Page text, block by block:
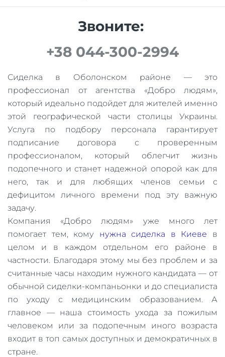
Звоните:
+38 044-300-2994
Сиделка в Оболонском районе — это
профессионал от агентства «Добро людям»,
который идеально подойдет для жителей именно
этой географической части столицы Украины.
Услуга по подбору персонала гарантирует
подписание договора с проверенным
профессионалом, который облегчит жизнь
подопечного и станет надежной опорой как для
него, так и для любящих членов семьи с
дефицитом личного времени под эту важную
задачу.
Компания «Добро людям» уже много лет
помогает тем, кому нужна сиделка в Киеве в
целом и в каждом отдельном его районе в
частности. Благодаря этому мы без проблем и за
считанные часы находим нужного кандидата — от
обычной сиделки-компаньонки и до специалиста
по уходу с медицинским образованием. А
главное — наша стоимость ухода за пожилым
человеком или за подопечным иного возраста
входит в топ самых доступных и демократичных в
стране.